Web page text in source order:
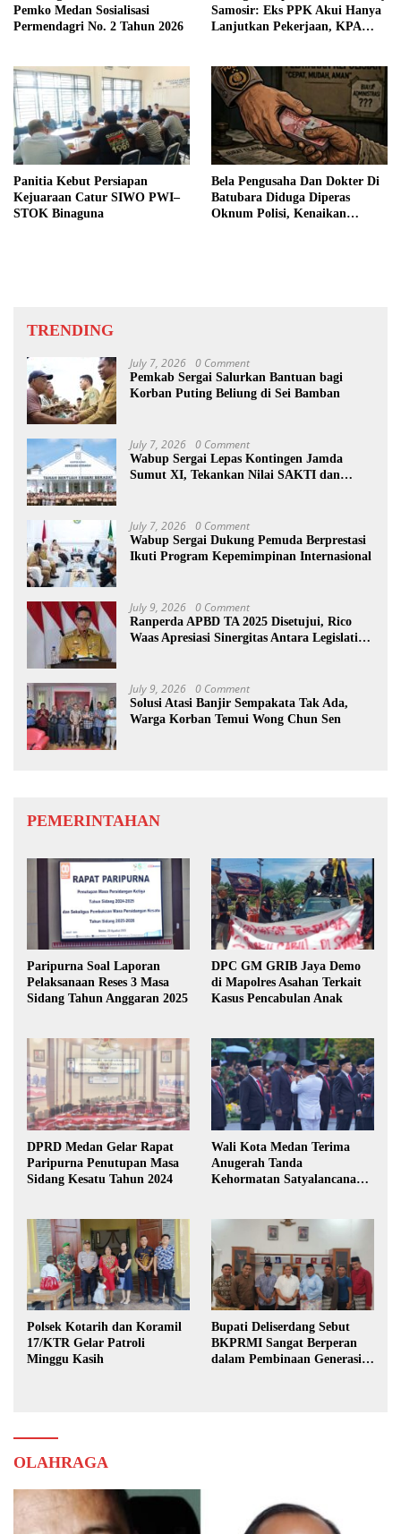
Pemko Medan Sosialisasi
Permendagri No. 2 Tahun 2026
Samosir: Eks PPK Akui Hanya
Lanjutkan Pekerjaan, KPA
Panitia Kebut Persiapan
Kejuaraan Catur SIWO PWI–
STOK Binaguna
Bela Pengusaha Dan Dokter Di
Batubara Diduga Diperas
Oknum Polisi, Kenaikan
TRENDING
July 7, 2026 0 Comment
Pemkab Sergai Salurkan Bantuan bagi
Korban Puting Beliung di Sei Bamban
July 7, 2026 0 Comment
Wabup Sergai Lepas Kontingen Jamda
Sumut XI, Tekankan Nilai SAKTI dan
July 7, 2026 0 Comment
Wabup Sergai Dukung Pemuda Berprestasi
Ikuti Program Kepemimpinan Internasional
July 9, 2026 0 Comment
Ranperda APBD TA 2025 Disetujui, Rico
Waas Apresiasi Sinergitas Antara Legislatif
July 9, 2026 0 Comment
Solusi Atasi Banjir Sempakata Tak Ada,
Warga Korban Temui Wong Chun Sen
PEMERINTAHAN
Paripurna Soal Laporan
Pelaksanaan Reses 3 Masa
Sidang Tahun Anggaran 2025
DPC GM GRIB Jaya Demo
di Mapolres Asahan Terkait
Kasus Pencabulan Anak
DPRD Medan Gelar Rapat
Paripurna Penutupan Masa
Sidang Kesatu Tahun 2024
Wali Kota Medan Terima
Anugerah Tanda
Kehormatan Satyalancana
Polsek Kotarih dan Koramil
17/KTR Gelar Patroli
Minggu Kasih
Bupati Deliserdang Sebut
BKPRMI Sangat Berperan
dalam Pembinaan Generasi
OLAHRAGA